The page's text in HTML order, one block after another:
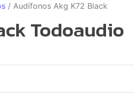
/ Audífonos Akg K72 Black
Todoaudio